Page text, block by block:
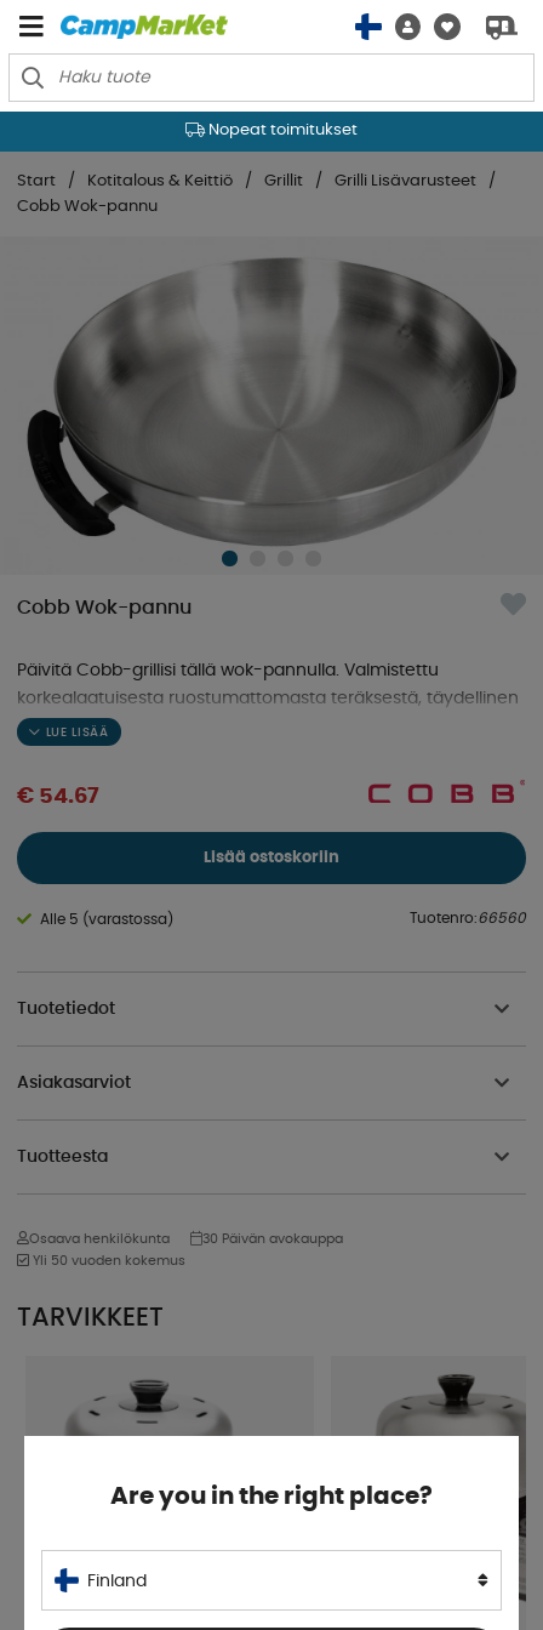
Nopeat toimitukset
Start Kotitalous & Keittiö Grillit
Grilli Lisävarusteet
Cobb Wok-pannu
Cobb Wok-pannu
Päivitä Cobb-grillisi tällä wok-pannulla. Valmistettu
korkealaatuisesta ruostumattomasta teräksestä, täydellinen
pastaan, pataruokiin, curryyn tai paellaan luonnossa!
€ 54.67
Lisää ostoskoriin
Alle 5 (varastossa) Tuotenro:66560
Tuotetiedot
Asiakasarviot
Tuotteesta
Osaava henkilökunta
30 Päivän avokauppa
Yli 50 vuoden kokemus
TARVIKKEET
Are you in the right place?
Finland